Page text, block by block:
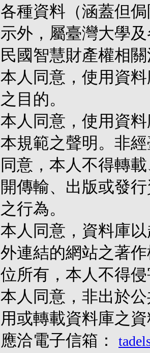
各種資料（涵蓋但
示外，屬臺灣大學
民國智慧財產權相
本人同意，使用資
之目的。
本人同意，使用資
本規範之聲明。非
同意，本人不得轉
開傳輸、出版或發
之行為。
本人同意，資料庫
外連結的網站之著
位所有，本人不得
本人同意，非出於
用或轉載資料庫之
應洽電子信箱：